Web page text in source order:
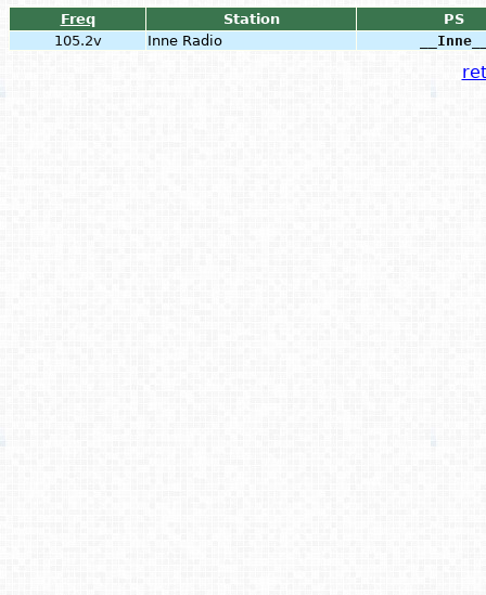
Freq Station
PS
105.2v
Inne Radio